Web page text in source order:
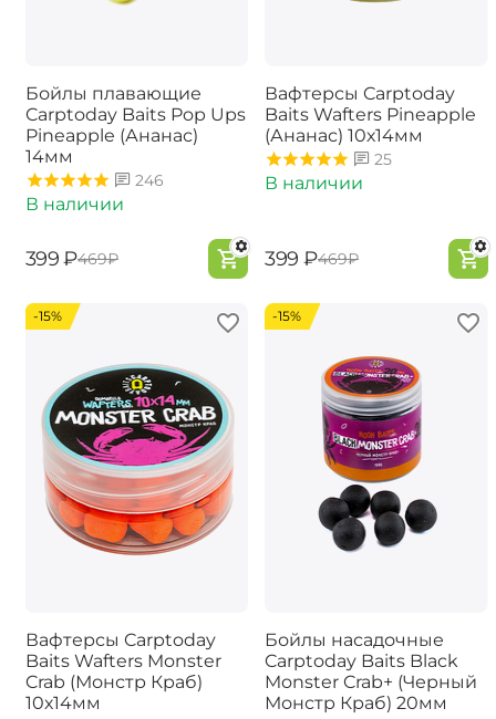
Бойлы плавающие
Carptoday Baits Pop Ups
Pineapple (Ананас)
14мм
246
В наличии
‍399‍ ₽‍469‍₽
Вафтерсы Carptoday
Baits Wafters Pineapple
(Ананас) 10х14мм
25
В наличии
‍399‍ ₽‍469‍₽
-15%
Вафтерсы Carptoday
Baits Wafters Monster
Crab (Монстр Краб)
10х14мм
-15%
Бойлы насадочные
Carptoday Baits Black
Monster Crab+ (Черный
Монстр Краб) 20мм